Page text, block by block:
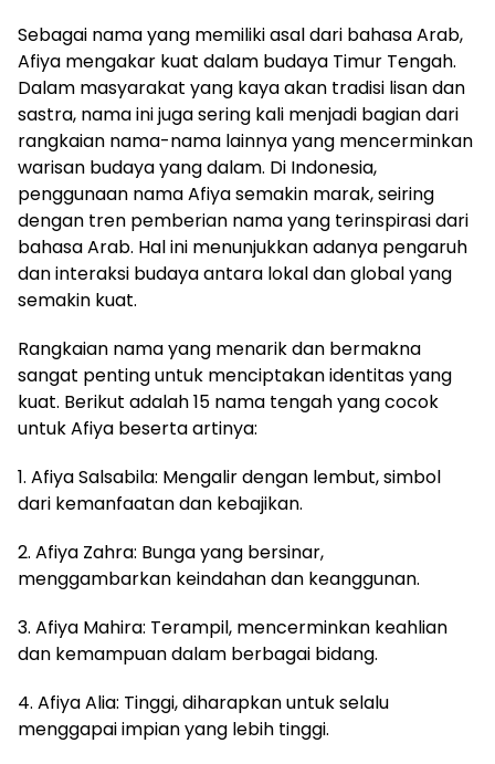
Sebagai nama yang memiliki asal dari bahasa Arab,
Afiya mengakar kuat dalam budaya Timur Tengah.
Dalam masyarakat yang kaya akan tradisi lisan dan
sastra, nama ini juga sering kali menjadi bagian dari
rangkaian nama-nama lainnya yang mencerminkan
warisan budaya yang dalam. Di Indonesia,
penggunaan nama Afiya semakin marak, seiring
dengan tren pemberian nama yang terinspirasi dari
bahasa Arab. Hal ini menunjukkan adanya pengaruh
dan interaksi budaya antara lokal dan global yang
semakin kuat.
Rangkaian nama yang menarik dan bermakna
sangat penting untuk menciptakan identitas yang
kuat. Berikut adalah 15 nama tengah yang cocok
untuk Afiya beserta artinya:
1. Afiya Salsabila: Mengalir dengan lembut, simbol
dari kemanfaatan dan kebajikan.
2. Afiya Zahra: Bunga yang bersinar,
menggambarkan keindahan dan keanggunan.
3. Afiya Mahira: Terampil, mencerminkan keahlian
dan kemampuan dalam berbagai bidang.
4. Afiya Alia: Tinggi, diharapkan untuk selalu
menggapai impian yang lebih tinggi.